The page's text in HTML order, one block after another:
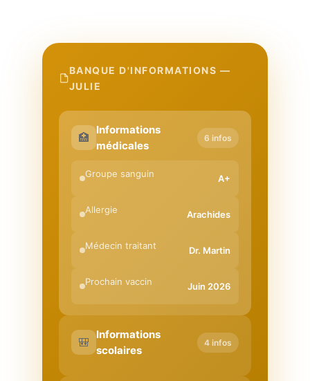
BANQUE D'INFORMATIONS —
JULIE
🏥
Informations
médicales
6 infos
Groupe sanguin A+
Allergie Arachides
Médecin traitant Dr. Martin
Prochain vaccin Juin 2026
🎒
Informations
scolaires
4 infos